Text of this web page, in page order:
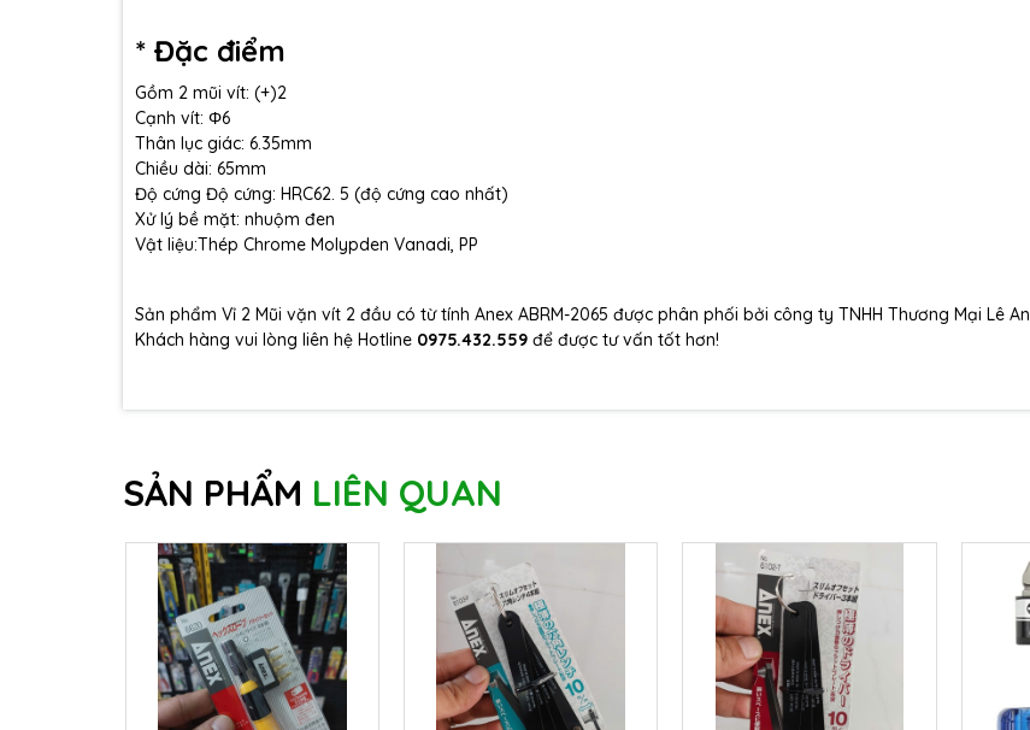
* Đặc điểm
Gồm 2 mũi vít: (+)2
Cạnh vít: Φ6
Thân lục giác: 6.35mm
Chiều dài: 65mm
Độ cứng Độ cứng: HRC62. 5 (độ cứng cao nhất)
Xử lý bề mặt: nhuộm đen
Vật liệu:Thép Chrome Molypden Vanadi, PP
Sản phẩm Vỉ 2 Mũi vặn vít 2 đầu có từ tính Anex ABRM-2065 được phân phối bởi công ty TNHH Thương Mại Lê An
Khách hàng vui lòng liên hệ Hotline 0975.432.559 để được tư vấn tốt hơn!
SẢN PHẨM LIÊN QUAN